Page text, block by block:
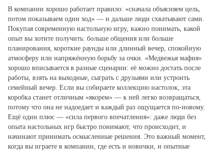
В компании хорошо работает правило: «сначала объясняем цель,
потом показываем один ход» — и дальше люди схватывают сами.
Покупая современную настольную игру, важно понимать, какой
опыт вы хотите получить: больше общения или больше
планирования, короткие раунды или длинный вечер, спокойную
атмосферу или напряжённую борьбу за очки. «Медвежья мафия»
хорошо вписывается в разные сценарии: её можно достать после
работы, взять на выходные, сыграть с друзьями или устроить
семейный вечер. Если вы собираете коллекцию настолок, эта
коробка станет отличным «якорем» — к ней легко возвращаться,
потому что она не надоедает и каждый раз ощущается по‑новому.
Ещё один плюс — «сила первого впечатления»: даже люди без
опыта настольных игр быстро понимают, что происходит, и
начинают принимать осмысленные решения. Это важный момент,
когда вы играете в компании, где есть и новички, и опытные